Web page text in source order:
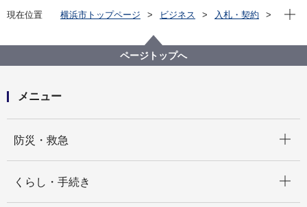
現在位置 横浜市トップページ ビジネス
入札・契約
【入札結果掲載】【総合評価競争入札】横浜市南部児
童相談所一時保護所給食業務委託
現在
ページトップへ
メニュー
防災・救急
くらし・手続き